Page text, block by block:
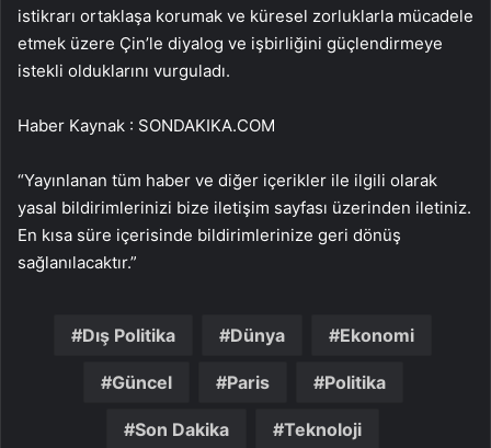
istikrarı ortaklaşa korumak ve küresel zorluklarla mücadele
etmek üzere Çin’le diyalog ve işbirliğini güçlendirmeye
istekli olduklarını vurguladı.
Haber Kaynak : SONDAKIKA.COM
“Yayınlanan tüm haber ve diğer içerikler ile ilgili olarak
yasal bildirimlerinizi bize iletişim sayfası üzerinden iletiniz.
En kısa süre içerisinde bildirimlerinize geri dönüş
sağlanılacaktır.”
Dış Politika Dünya Ekonomi
Güncel Paris Politika
Son Dakika Teknoloji